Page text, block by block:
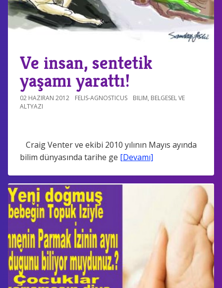
Ve insan, sentetik
yaşamı yarattı!
02 HAZIRAN 2012 FELIS-AGNOSTICUS BILIM, BELGESEL VE
ALTYAZI
Craig Venter ve ekibi 2010 yılının Mayıs ayında
bilim dünyasında tarihe ge [Devamı]